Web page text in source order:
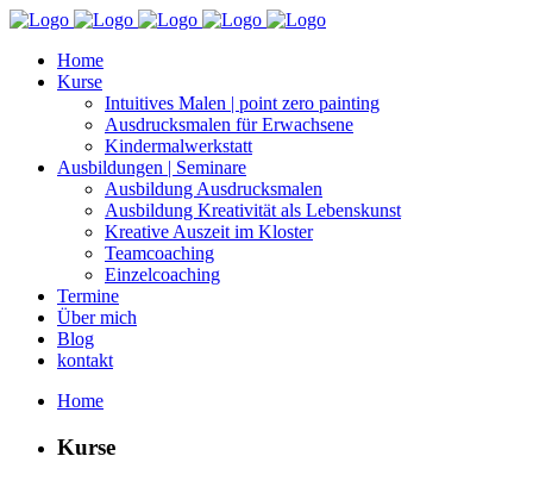
Home
Kurse
Intu­itives Malen | point zero painting
Aus­drucks­malen für Erwachsene
Kin­der­mal­w­erk­statt
Aus­bil­dun­gen | Seminare
Aus­bil­dung Ausdrucksmalen
Aus­bil­dung Kreativ­ität als Lebenskunst
Kreative Auszeit im Kloster
Team­coach­ing
Einzel­coach­ing
Ter­mine
Über mich
Blog
kon­takt
Home
Kurse